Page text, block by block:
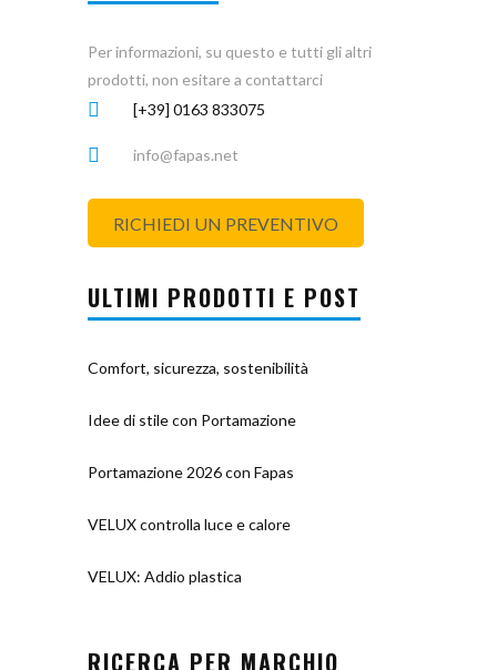
Per informazioni, su questo e tutti gli altri
prodotti, non esitare a contattarci
[+39] 0163 833075
info@fapas.net
RICHIEDI UN PREVENTIVO
ULTIMI PRODOTTI E POST
Comfort, sicurezza, sostenibilità
Idee di stile con Portamazione
Portamazione 2026 con Fapas
VELUX controlla luce e calore
VELUX: Addio plastica
RICERCA PER MARCHIO